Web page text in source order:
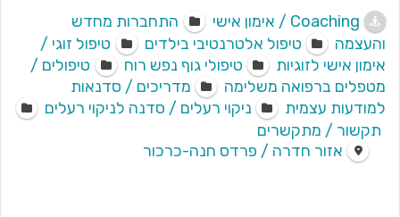
Coaching / אימון אישי
התחברות מחדש
והעצמה
טיפול אלטרנטיבי בילדים
טיפול זוגי /
אימון אישי לזוגיות
טיפולי גוף נפש רוח
טיפולים /
מטפלים ברפואה משלימה
מדריכים / סדנאות
למודעות עצמית
ניקוי רעלים / סדנה לניקוי רעלים
תקשור / מתקשרים
אזור חדרה / פרדס חנה-כרכור